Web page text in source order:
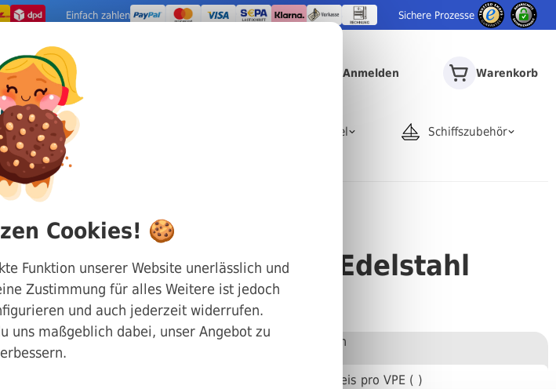
Einfach zahlen Sichere Prozesse
Anmelden Warenkorb
Rohrartikel Schiffszubehör
DIN 546 A2 Edelstahl
M8
200546080
Stückweise bestellen
Preis pro VPE ( )
Cookies! 🍪
Funktion unserer Website unerlässlich und
Zustimmung für alles Weitere ist jedoch
und auch jederzeit widerrufen.
uns maßgeblich dabei, unser Angebot zu